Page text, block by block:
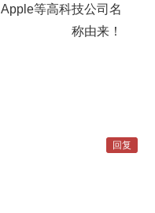
Apple等高科技公司名
称由来！
回复